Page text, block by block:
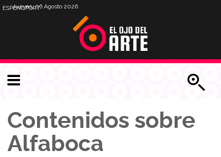
Jueves, 06 Agosto 2026
ESPENGPORT
Contenidos sobre
Alfaboca